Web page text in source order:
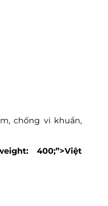
chống vi khuẩn,
400;”>Việt